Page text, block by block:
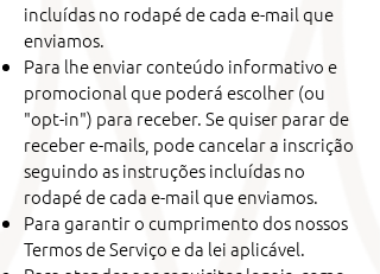
incluídas no rodapé de cada e-mail que
enviamos.
Para lhe enviar conteúdo informativo e
promocional que poderá escolher (ou
"opt-in") para receber. Se quiser parar de
receber e-mails, pode cancelar a inscrição
seguindo as instruções incluídas no
rodapé de cada e-mail que enviamos.
Para garantir o cumprimento dos nossos
Termos de Serviço e da lei aplicável.